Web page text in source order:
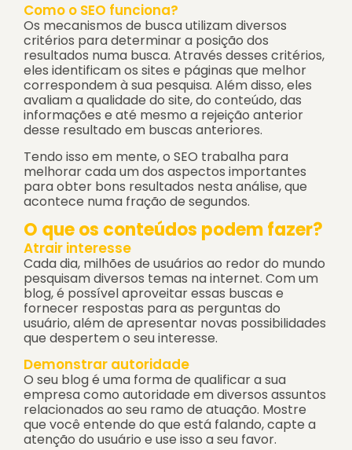
Como o SEO funciona?
Os mecanismos de busca utilizam diversos
critérios para determinar a posição dos
resultados numa busca. Através desses critérios,
eles identificam os sites e páginas que melhor
correspondem à sua pesquisa. Além disso, eles
avaliam a qualidade do site, do conteúdo, das
informações e até mesmo a rejeição anterior
desse resultado em buscas anteriores.
Tendo isso em mente, o SEO trabalha para
melhorar cada um dos aspectos importantes
para obter bons resultados nesta análise, que
acontece numa fração de segundos.
O que os conteúdos podem fazer?
Atrair interesse
Cada dia, milhões de usuários ao redor do mundo
pesquisam diversos temas na internet. Com um
blog, é possível aproveitar essas buscas e
fornecer respostas para as perguntas do
usuário, além de apresentar novas possibilidades
que despertem o seu interesse.
Demonstrar autoridade
O seu blog é uma forma de qualificar a sua
empresa como autoridade em diversos assuntos
relacionados ao seu ramo de atuação. Mostre
que você entende do que está falando, capte a
atenção do usuário e use isso a seu favor.